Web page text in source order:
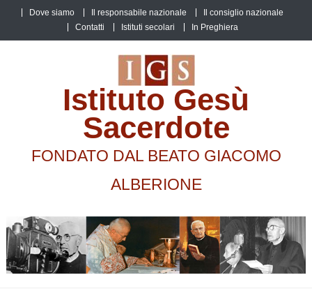
content
Dove siamo Il responsabile nazionale
Il consiglio nazionale
Contatti
Istituti secolari In Preghiera
Istituto Gesù
Sacerdote
FONDATO DAL BEATO GIACOMO
ALBERIONE